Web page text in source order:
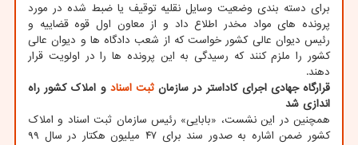
برای دسته بندی وضعیت وسایل نقلیه توقیف یا ضبط شده در مورد
پرونده های مواد مخدر اطلاع داد و از معاون اول قوه قضاییه و
رئیس دیوان عالی کشور خواست که از شعب دادگاه ها و دیوان عالی
کشور را ملزم کنند که رسیدگی به این پرونده ها را در اولویت قرار
دهند.
قرارگاه جهادی اجرای کاداستر در سازمانثبت اسناد و املاک کشور راه
اندازی شد
همچنین در این نشست، «بابایی» رئیس سازمان ثبت اسناد و املاک
کشور ضمن اشاره به صدور سند برای ۴۷ میلیون هکتار در سال ۹۹